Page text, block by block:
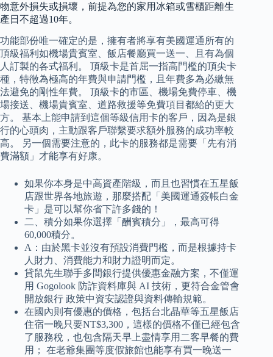
物意外損失或損壞，前提為您的家用冰箱或雪櫃距離生
產日不超過10年。
功能部份唯一確定的是，擁有者將享有美國運通所有的
頂級福利如機場貴賓室、飯店餐廳買一送一、且有為個
人訂製的各式福利。 頂級卡是首屈一指高門檻的頂尖卡
種，特徵為極高的年費與申請門檻，且年費多為必繳無
法避免的剛性年費。 頂級卡的市區、機場免費停車、機
場接送、機場貴賓室、道路救援等免費項目都給的更大
方。 基本上能申請到這個等級信用卡的客戶，因為是銀
行的心頭肉，主動跟客戶聯繫要求額外服務的成功率較
高。 另一個需要注意的，此卡的服務都是需要「先有消
費滿額」才能享有好康。
如果你本身是中高資產階級，而且也習慣在五星飯
店跟世界各地旅遊，那麼搭配「美國運通簽帳白金
卡」是可以幫你省下許多錢的！
二、積分如果你選擇「酬賓積分」，最高可得
60,000積分。
A：由於黑卡並沒有預設消費門檻，而是根據持卡
人財力、消費能力和財力證明而定。
貸鼠先生聯手多間銀行提供優惠金融方案，不僅運
用 Gogolook 防詐資料庫與 AI 技術，更符合金管會
開放銀行 政策中資安認證與資料傳輸規範。
在國內則有優惠的價格，包括台北晶華等五星飯店
住宿一晚只要NT$3,300，這樣的價格不僅已經包含
了服務稅，也包含隔天早上盡情享用二客早餐的費
用； 在老爺集團等度假旅館也能享有買一晚送一